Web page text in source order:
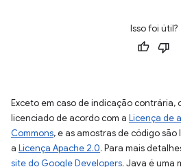
Isso foi útil?
Exceto em caso de indicação contrária,
licenciado de acordo com a Licença de
Commons, e as amostras de código
a Licença Apache 2.0. Para mais
site do Google Developers. Java é uma